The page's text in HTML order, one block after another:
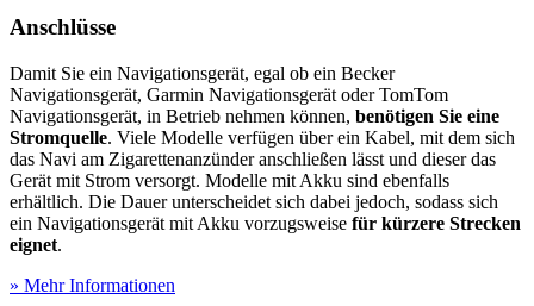
Anschlüsse
Damit Sie ein Navigationsgerät, egal ob ein Becker
Navigationsgerät, Garmin Navigationsgerät oder TomTom
Navigationsgerät, in Betrieb nehmen können, benötigen Sie eine
Stromquelle. Viele Modelle verfügen über ein Kabel, mit dem sich
das Navi am Zigarettenanzünder anschließen lässt und dieser das
Gerät mit Strom versorgt. Modelle mit Akku sind ebenfalls
erhältlich. Die Dauer unterscheidet sich dabei jedoch, sodass sich
ein Navigationsgerät mit Akku vorzugsweise für kürzere Strecken
eignet.
» Mehr Informationen